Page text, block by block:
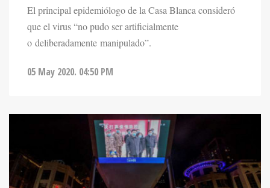
que el virus “no pudo ser artificialmente
o deliberadamente manipulado”.